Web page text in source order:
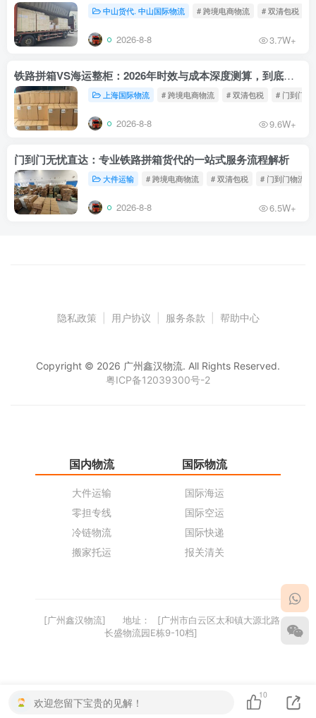
中山货代. 中山国际物流 # 跨境电商物流 # 双清包税
2026-8-8 3.7W+
铁路拼箱VS海运整柜：2026年时效与成本深度测算，到底能省多少钱？
上海国际物流 # 跨境电商物流 # 双清包税 # 门到门物
2026-8-8 9.6W+
门到门无忧直达：专业铁路拼箱货代的一站式服务流程解析
大件运输 # 跨境电商物流 # 双清包税 # 门到门物流
2026-8-8 6.5W+
隐私政策 用户协议 服务条款 帮助中心
Copyright © 2026 广州鑫汉物流. All Rights Reserved.
粤ICP备12039300号-2
国内物流
大件运输
零担专线
冷链物流
搬家托运
国际物流
国际海运
国际空运
国际快递
报关清关
[广州鑫汉物流] 地址：
[广州市白云区太和镇大源北路
长盛物流园E栋9-10档]
欢迎您留下宝贵的见解！
10